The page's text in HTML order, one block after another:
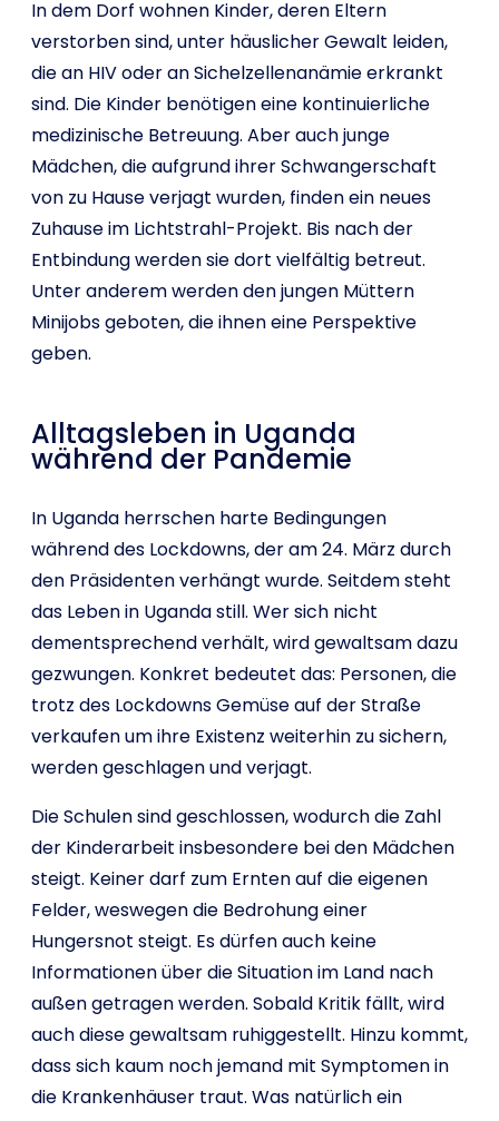
In dem Dorf wohnen Kinder, deren Eltern
verstorben sind, unter häuslicher Gewalt leiden,
die an HIV oder an Sichelzellenanämie erkrankt
sind. Die Kinder benötigen eine kontinuierliche
medizinische Betreuung. Aber auch junge
Mädchen, die aufgrund ihrer Schwangerschaft
von zu Hause verjagt wurden, finden ein neues
Zuhause im Lichtstrahl-Projekt. Bis nach der
Entbindung werden sie dort vielfältig betreut.
Unter anderem werden den jungen Müttern
Minijobs geboten, die ihnen eine Perspektive
geben.
Alltagsleben in Uganda
während der Pandemie
In Uganda herrschen harte Bedingungen
während des Lockdowns, der am 24. März durch
den Präsidenten verhängt wurde. Seitdem steht
das Leben in Uganda still. Wer sich nicht
dementsprechend verhält, wird gewaltsam dazu
gezwungen. Konkret bedeutet das: Personen, die
trotz des Lockdowns Gemüse auf der Straße
verkaufen um ihre Existenz weiterhin zu sichern,
werden geschlagen und verjagt.
Die Schulen sind geschlossen, wodurch die Zahl
der Kinderarbeit insbesondere bei den Mädchen
steigt. Keiner darf zum Ernten auf die eigenen
Felder, weswegen die Bedrohung einer
Hungersnot steigt. Es dürfen auch keine
Informationen über die Situation im Land nach
außen getragen werden. Sobald Kritik fällt, wird
auch diese gewaltsam ruhiggestellt. Hinzu kommt,
dass sich kaum noch jemand mit Symptomen in
die Krankenhäuser traut. Was natürlich ein